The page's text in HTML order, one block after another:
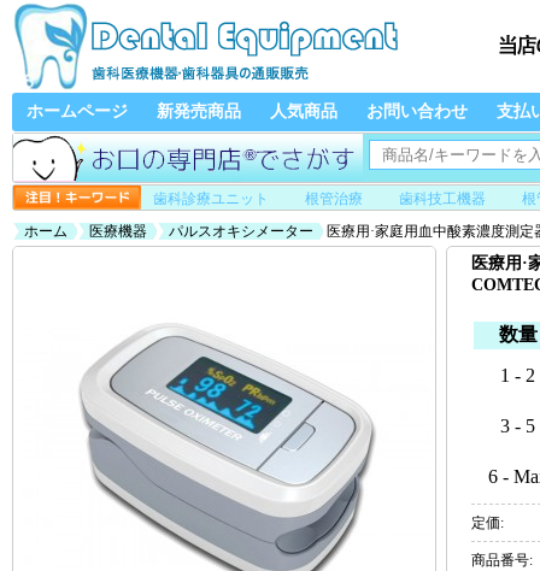
ホームページ 新発売商品 人気商品 お問い合わせ 支払
歯科診療ユニット 根管治療 歯科技工機器
根
ホーム
医療機器 パルスオキシメーター 医療用·家庭用血中酸素濃度測
医療用·
数量
1 - 2
3 - 5
6 -
定価:
商品番号: